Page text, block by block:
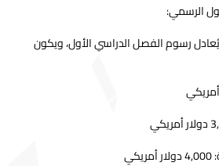
الرسمي:
يُعادل رسوم الفصل الدراسي الأول، ويكون